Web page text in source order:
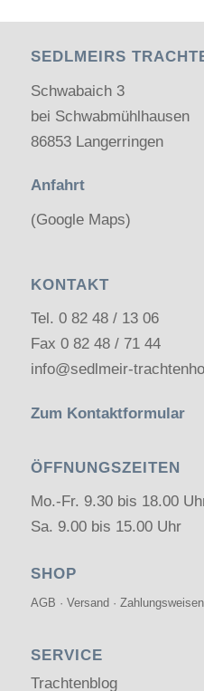
SEDLMEIRS
Schwabaich 3
bei Schwabmühlhausen
86853 Langerringen
Anfahrt
(Google Maps)
KONTAKT
Tel. 0 82 48 / 13 06
Fax 0 82 48 / 71 44
info@sedlmeir-
Zum Kontaktformular
ÖFFNUNGSZEITEN
Mo.-Fr. 9.30 bis 18.00
Sa. 9.00 bis 15.00 Uhr
SHOP
AGB · Versand · Zahlungsweisen
SERVICE
Trachtenblog